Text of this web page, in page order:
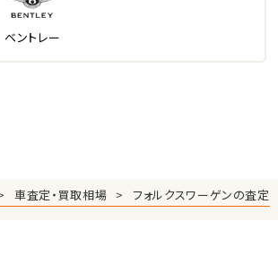
ベントレー
車査定・買取相場 フォルクスワーゲンの査定